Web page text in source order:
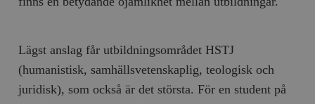
Lägst anslag får utbildningsområdet HSTJ
(humanistisk, samhällsvetenskaplig, teologisk och
juridisk), som också är det största. För en student på